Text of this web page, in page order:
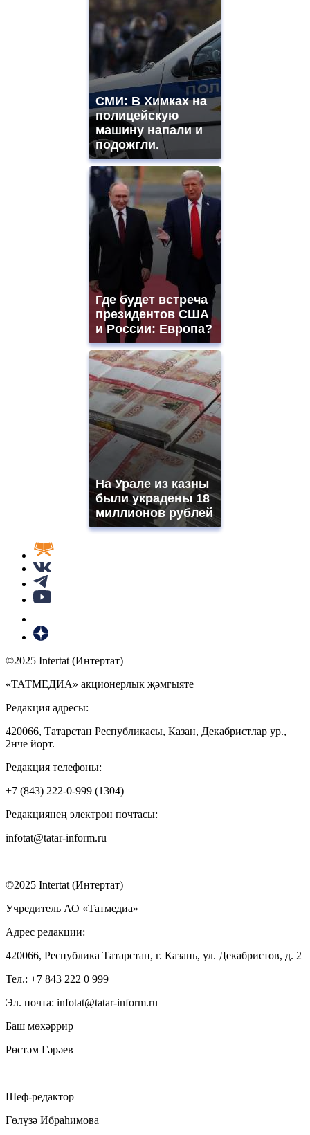
СМИ: В Химках на
полицейскую
машину напали и
подожгли.
Где будет встреча
президентов США
и России: Европа?
На Урале из казны
были украдены 18
миллионов рублей
©2025 Intertat (Интертат)
«ТАТМЕДИА» акционерлык җәмгыяте
Редакция адресы:
420066, Татарстан Республикасы, Казан, Декабристлар ур.,
2нче йорт.
Редакция телефоны:
+7 (843) 222-0-999 (1304)
Редакциянең электрон почтасы:
infotat@tatar-inform.ru
©2025 Intertat (Интертат)
Учредитель АО «Татмедиа»
Адрес редакции:
420066, Республика Татарстан, г. Казань, ул. Декабристов, д. 2
Тел.: +7 843 222 0 999
Эл. почта: infotat@tatar-inform.ru
Баш мөхәррир
Рөстәм Гәрәев
Шеф-редактор
Гөлүзә Ибраһимова